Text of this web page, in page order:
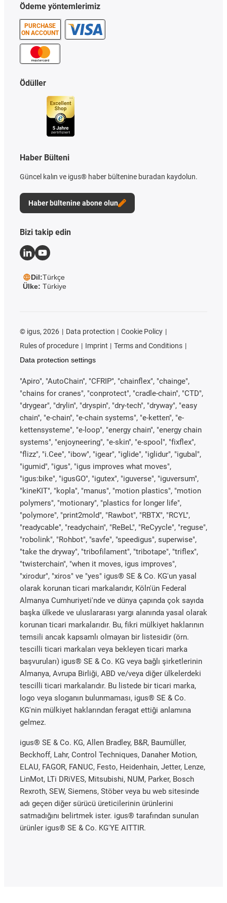
Ödeme yöntemlerimiz
PURCHASE
ON ACCOUNT
Ödüller
Haber Bülteni
Güncel kalın ve igus® haber bültenine buradan kaydolun.
Haber bültenine abone olun
Bizi takip edin
Dil:Türkçe
Ülke: Türkiye
© igus, 2026 Data protection
Cookie Policy
Rules of procedure
Imprint
Terms and Conditions
Data protection settings
"Apiro", "AutoChain", "CFRIP", "chainflex", "chainge",
"chains for cranes", "conprotect", "cradle-chain", "CTD",
"drygear", "drylin", "dryspin", "dry-tech", "dryway", "easy
chain", "e-chain", "e-chain systems", "e-ketten", "e-
kettensysteme", "e-loop", "energy chain", "energy chain
systems", "enjoyneering", "e-skin", "e-spool", "fixflex",
"flizz", "i.Cee", "ibow", "igear", "iglide", "iglidur", "igubal",
"igumid", "igus", "igus improves what moves",
"igus:bike", "igusGO", "igutex", "iguverse", "iguversum",
"kineKIT", "kopla", "manus", "motion plastics", "motion
polymers", "motionary", "plastics for longer life",
"polymore", "print2mold", "Rawbot", "RBTX", "RCYL",
"readycable", "readychain", "ReBeL", "ReCyycle", "reguse",
"robolink", "Rohbot", "savfe", "speedigus", superwise",
"take the dryway", "tribofilament", "tribotape", "triflex",
"twisterchain", "when it moves, igus improves",
"xirodur", "xiros" ve "yes" igus® SE & Co. KG'un yasal
olarak korunan ticari markalarıdır, Köln'ün Federal
Almanya Cumhuriyeti'nde ve dünya çapında çok sayıda
başka ülkede ve uluslararası yargı alanında yasal olarak
korunan ticari markalarıdır. Bu, fikri mülkiyet haklarının
temsili ancak kapsamlı olmayan bir listesidir (örn.
tescilli ticari markaları veya bekleyen ticari marka
başvuruları) igus® SE & Co. KG veya bağlı şirketlerinin
Almanya, Avrupa Birliği, ABD ve/veya diğer ülkelerdeki
tescilli ticari markalarıdır. Bu listede bir ticari marka,
logo veya sloganın bulunmaması, igus® SE & Co.
KG'nin mülkiyet haklarından feragat ettiği anlamına
gelmez.
igus® SE & Co. KG, Allen Bradley, B&R, Baumüller,
Beckhoff, Lahr, Control Techniques, Danaher Motion,
ELAU, FAGOR, FANUC, Festo, Heidenhain, Jetter, Lenze,
LinMot, LTi DRiVES, Mitsubishi, NUM, Parker, Bosch
Rexroth, SEW, Siemens, Stöber veya bu web sitesinde
adı geçen diğer sürücü üreticilerinin ürünlerini
satmadığını belirtmek ister. igus® tarafından sunulan
ürünler igus® SE & Co. KG'YE AITTIR.